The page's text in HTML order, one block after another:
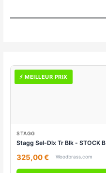
⚡ MEILLEUR PRIX
STAGG
Stagg Sel-Dlx Tr Blk - STOCK B
325,00 € Woodbrass.com